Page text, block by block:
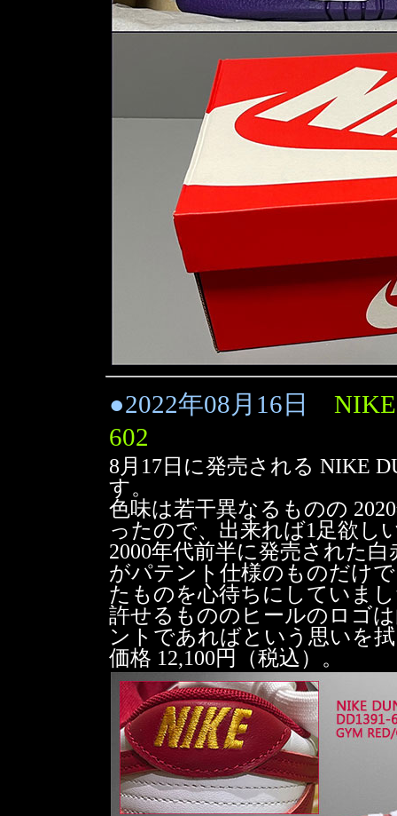
●2022年08月16日
602
8月17日に発売される NIKE
す。
色味は若干異なるものの
ったので、出来れば1足欲し
2000年代前半に発売された
がパテント仕様のものだけ
たものを心待ちにしていま
許せるもののヒールのロゴ
ントであればという思いを
価格 12,100円（税込）。